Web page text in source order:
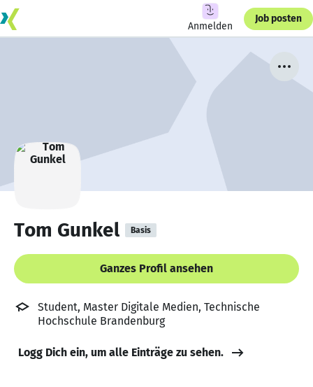
Anmelden
Job posten
Tom Gunkel Basis
Ganzes Profil ansehen
Student, Master Digitale Medien, Technische
Hochschule Brandenburg
Logg Dich ein, um alle Einträge zu sehen.